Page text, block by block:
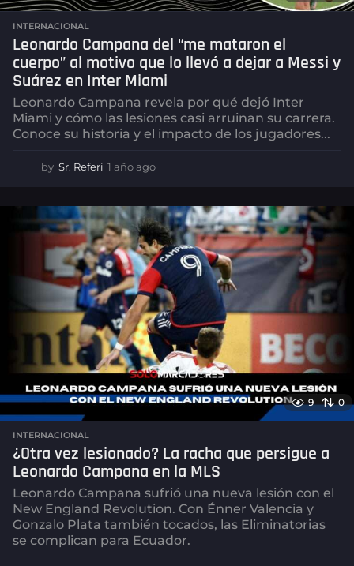
INTERNACIONAL
Leonardo Campana del “me mataron el
cuerpo” al motivo que lo llevó a dejar a Messi y
Suárez en Inter Miami
Leonardo Campana revela por qué dejó Inter
Miami y cómo las lesiones casi arruinan su carrera.
Conoce su historia y el impacto de los jugadores...
by Sr. Referi 1 año ago
o
a
g
o
9 0
INTERNACIONAL
¿Otra vez lesionado? La racha que persigue a
Leonardo Campana en la MLS
Leonardo Campana sufrió una nueva lesión con el
New England Revolution. Con Énner Valencia y
Gonzalo Plata también tocados, las Eliminatorias
se complican para Ecuador.